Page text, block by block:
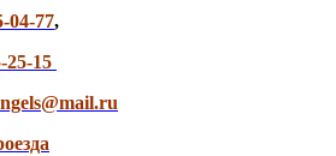
04-77,
25-15